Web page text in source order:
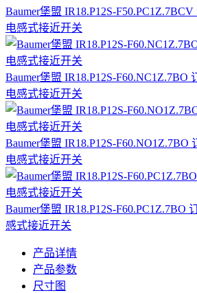
Baumer堡盟 IR18.P12S-
电感式接近开关
Baumer堡盟 IR18.P12S-F60.NC1Z.7BO
电感式接近开关
Baumer堡盟 IR18.P12S-F60.NO1Z.7BO
电感式接近开关
Baumer堡盟 IR18.P12S-F60.PC1Z.7BO
感式接近开关
产品详情
产品参数
尺寸图